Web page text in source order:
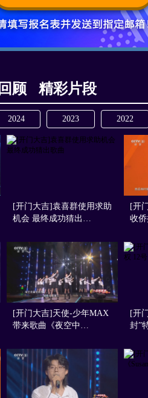
顾 精彩片段
2024 2023 2022
[开门大吉]袁喜群使用求助
机会 最终成功猜出…
[开
收
[开门大吉]天使-少年MAX
带来歌曲《夜空中…
[开
封”